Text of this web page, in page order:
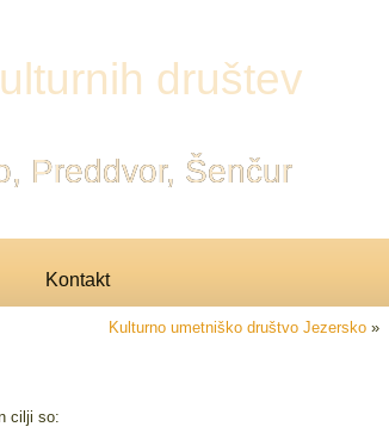
društev
Preddvor, Šenčur
Kontakt
Kulturno umetniško društvo Jezersko »
cilji so: